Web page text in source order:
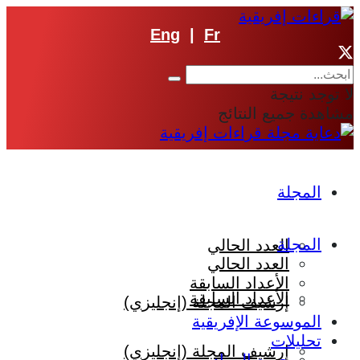
Eng Fr
لا توجد نتيجة
مشاهدة جميع النتائج
المجلة
العدد الحالي
الأعداد السابقة
إرشيف المجلة (إنجليزي)
المجلة
العدد الحالي
الأعداد السابقة
إرشيف المجلة (إنجليزي)
الموسوعة الإفريقية
تحليلات